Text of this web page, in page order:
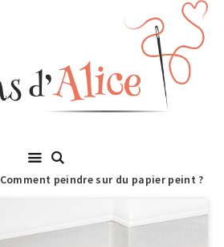
Comment peindre sur du papier peint ?